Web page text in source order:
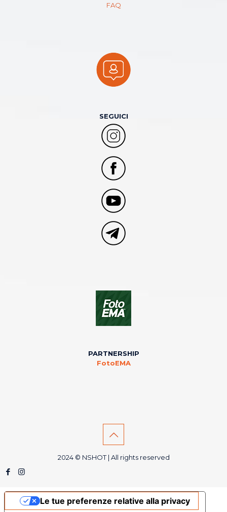
FAQ
SEGUICI
PARTNERSHIP
FotoEMA
2024 © NSHOT | All rights reserved
Le tue preferenze relative alla privacy